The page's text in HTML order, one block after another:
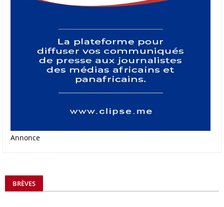
Annonce
BRÈVES